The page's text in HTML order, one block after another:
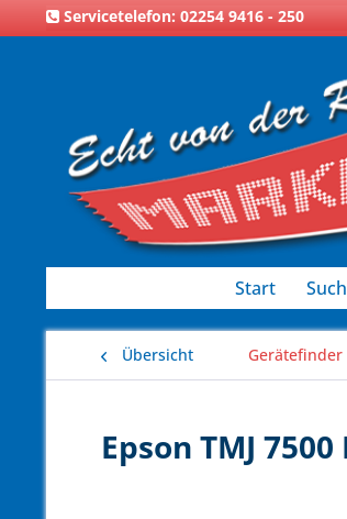
Servicetelefon: 02254 9416 - 250
Start
Übersicht Gerätefinder
Epson TMJ